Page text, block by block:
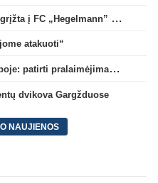
Kristupas–Algirdas Padegimas sugrįžta į FC „Hegelmann” B sudėtį
atakuoti“
Lietuvos klubų pasirodymai Europoje: patirti pralaimėjimai Kroatijos atstovams
dvikova Gargžduose
NAUJIENOS